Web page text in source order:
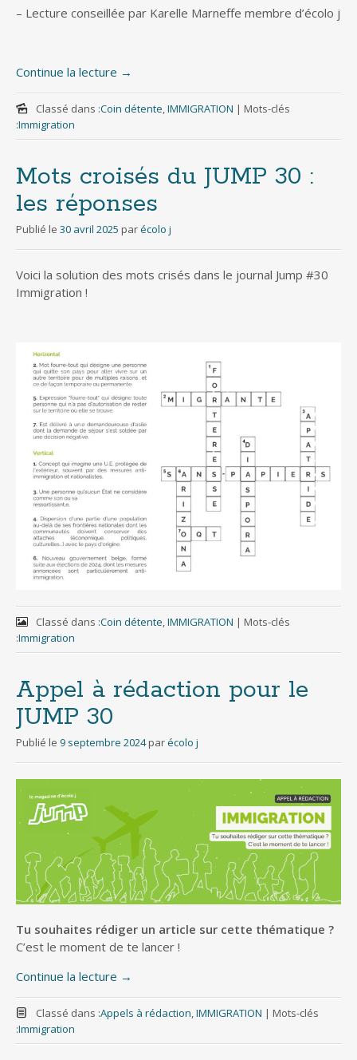
– Lecture conseillée par Karelle Marneffe membre d’écolo j
Continue la lecture →
Classé dans :Coin détente,IMMIGRATION | Mots-clés
:Immigration
Mots croisés du JUMP 30 :
les réponses
Publié le 30 avril 2025 parécolo j
Voici la solution des mots crisés dans le journal Jump #30
Immigration !
Classé dans :Coin détente,IMMIGRATION | Mots-clés
:Immigration
Appel à rédaction pour le
JUMP 30
Publié le 9 septembre 2024 parécolo j
Tu souhaites rédiger un article sur cette thématique ?
C’est le moment de te lancer !
Continue la lecture →
Classé dans :Appels à rédaction,IMMIGRATION | Mots-clés
:Immigration